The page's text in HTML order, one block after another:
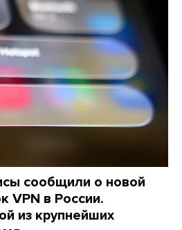
сообщили о новой
VPN в России.
из крупнейших